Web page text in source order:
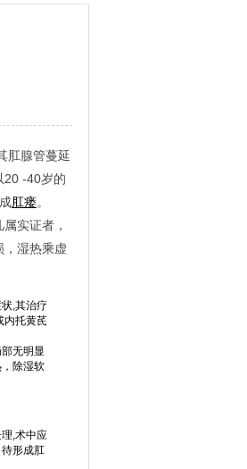
肛腺管蔓延
20 -40岁的
肛瘘。
实证者，
，湿热乘虚
,其治疗
内托黄芪
无明显
除湿软
,术中应
形成肛